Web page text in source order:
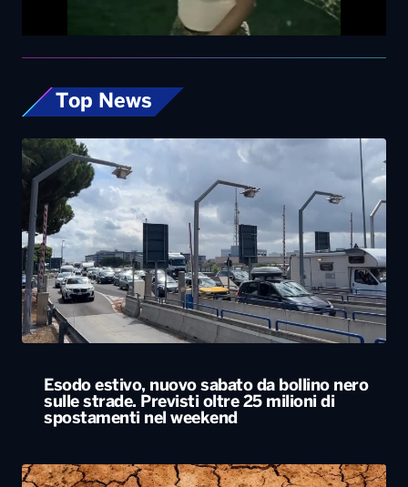
Top News
Esodo estivo, nuovo sabato da bollino nero
sulle strade. Previsti oltre 25 milioni di
spostamenti nel weekend